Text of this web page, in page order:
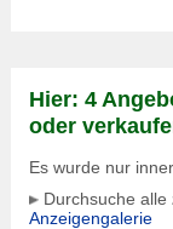
Hier: 4
oder
Es wurde nur
Durchsuche alle
Anzeigengalerie